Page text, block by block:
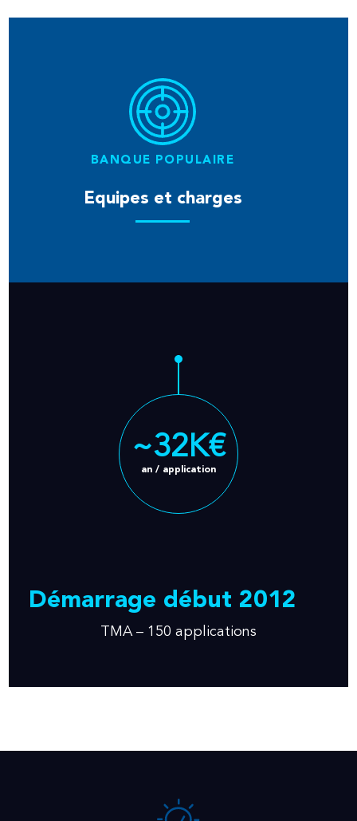
BANQUE POPULAIRE
Equipes et charges
Démarrage début 2012
TMA – 150 applications
~32K€
an / application